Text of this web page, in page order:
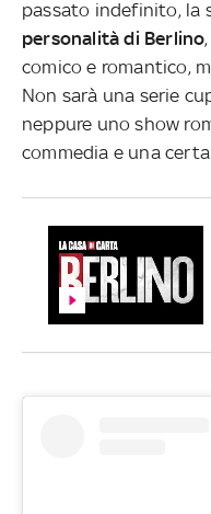
passato indefinito, la
personalità di Berlino
comico e romantico,
Non sarà una serie
neppure uno show
commedia e una